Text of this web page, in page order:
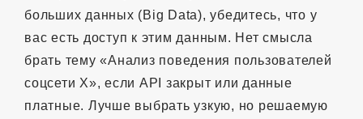
больших данных (Big Data), убедитесь, что у
вас есть доступ к этим данным. Нет смысла
брать тему «Анализ поведения пользователей
соцсети X», если API закрыт или данные
платные. Лучше выбрать узкую, но решаемую